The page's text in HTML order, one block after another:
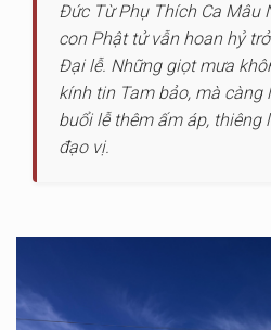
Đức Từ Phụ Thích Ca Mâu
con Phật tử vẫn hoan hỷ
Đại lễ. Những giọt mưa
kính tin Tam bảo, mà càng
buổi lễ thêm ấm áp, thiêng
đạo vị.